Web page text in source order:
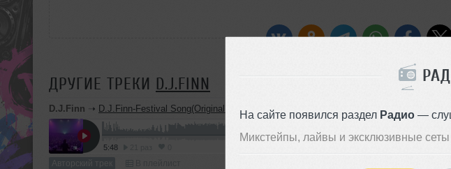
На сайте появился раздел Радио—
Микстейпы, лайвы и эксклюзивные
ДРУГИЕ ТРЕКИ D.J.FINN
D.J.Finn ➝ D.J.Finn-Festival Song(Original Mix)
5:48
Авторский трек